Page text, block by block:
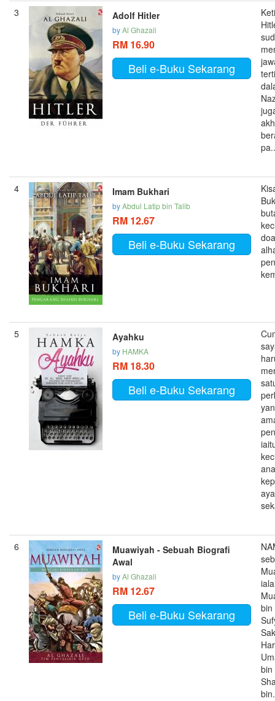
3 Adolf Hitler
byAl Ghazali
RM 16.90
Beli e-Buku Sekarang
4 Imam Bukhari
byAbdul Latip bin Talib
RM 12.67
Beli e-Buku Sekarang
5 Ayahku
by HAMKA
RM 18.30
Beli e-Buku Sekarang
6
Muawiyah - Sebuah Biografi
Awal
byAl Ghazali
RM 12.67
Beli e-Buku Sekarang
bin
bin